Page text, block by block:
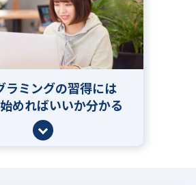
ラミングの習得には
めればいいか分かる